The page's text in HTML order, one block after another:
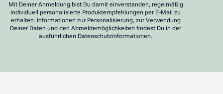
Mit Deiner Anmeldung bist Du damit einverstanden, regelmäßig
individuell personalisierte Produktempfehlungen per E-Mail zu
erhalten. Informationen zur Personalisierung, zur Verwendung
Deiner Daten und den Abmeldemöglichkeiten findest Du in der
ausführlichen Datenschutzinformationen.